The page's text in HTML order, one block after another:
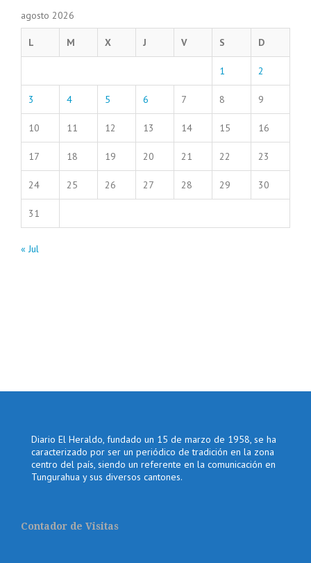
agosto 2026
L M X J V S D
1 2
3 4 5 6 7 8 9
10 11 12 13 14 15 16
17 18 19 20 21 22 23
24 25 26 27 28 29 30
31
« Jul
Diario El Heraldo, fundado un 15 de marzo de 1958, se ha
caracterizado por ser un periódico de tradición en la zona
centro del país, siendo un referente en la comunicación en
Tungurahua y sus diversos cantones.
Contador de Visitas